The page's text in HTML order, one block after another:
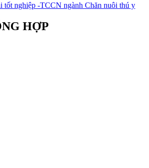
tốt nghiệp -TCCN ngành Chăn nuôi thú y
HỢP